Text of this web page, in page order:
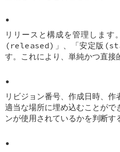
•
リリースと構成を管理します
(released)」、「安定版
す。これにより、単純かつ直
•
リビジョン番号、作成日時、
適当な場所に埋め込むことがで
ンが使用されているかを判断す
•